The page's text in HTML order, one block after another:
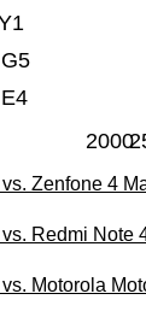
2000
Zenfone 4
Redmi Note
Motorola